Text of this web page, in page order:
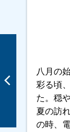
八月の
彩る頃
た。穏
夏の訪
の時、